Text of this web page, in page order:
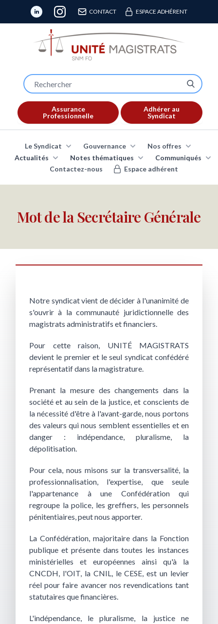
CONTACT ESPACE ADHÉRENT
Assurance
Professionnelle
Adhérer au
Syndicat
Le Syndicat Gouvernance
Nos offres
Actualités
Notes thématiques
Communiqués
Contactez-nous
Espace adhérent
Mot de la Secrétaire Générale
Notre syndicat vient de décider à l'unanimité de
s'ouvrir à la communauté juridictionnelle des
magistrats administratifs et financiers.
Pour cette raison, UNITÉ MAGISTRATS
devient le premier et le seul syndicat confédéré
représentatif dans la magistrature.
Prenant la mesure des changements dans la
société et au sein de la justice, et conscients de
la nécessité d'être à l'avant-garde, nous portons
des valeurs qui nous semblent essentielles et en
danger : indépendance, pluralisme, la
dépolitisation.
Pour cela, nous misons sur la transversalité, la
professionnalisation, l'expertise, que seule
l'appartenance à une Confédération qui
regroupe la police, les greffiers, les personnels
pénitentiaires, peut nous apporter.
La Confédération, majoritaire dans la Fonction
publique et présente dans toutes les instances
ministérielles et européennes ainsi qu'à la
CNCDH, l'OIT, la CNIL, le CESE, est un levier
réel pour faire avancer nos revendications tant
statutaires que financières.
L'indépendance, le pluralisme, la justice ne